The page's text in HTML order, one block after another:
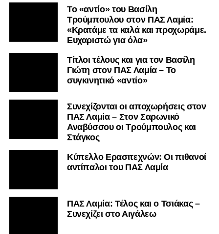
Το «αντίο» του Βασίλη
Τρούμπουλου στον ΠΑΣ Λαμία:
«Κρατάμε τα καλά και προχωράμε.
Ευχαριστώ για όλα»
Τίτλοι τέλους και για τον Βασίλη
Γιώτη στον ΠΑΣ Λαμία – Το
συγκινητικό «αντίο»
Συνεχίζονται οι αποχωρήσεις στον
ΠΑΣ Λαμία – Στον Σαρωνικό
Αναβύσσου οι Τρούμπουλος και
Στάγκος
Κύπελλο Ερασιτεχνών: Οι πιθανοί
αντίπαλοι του ΠΑΣ Λαμία
ΠΑΣ Λαμία: Τέλος και ο Τσιάκας –
Συνεχίζει στο Αιγάλεω